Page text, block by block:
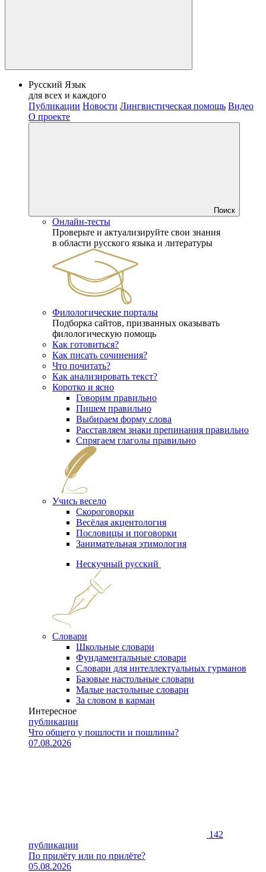
Русский Язык
для всех и каждого
Публикации Новости Лингвистическая помощь Видео
О проекте
Поиск
Онлайн-тесты
Проверьте и актуализируйте свои знания
в области русского языка и литературы
Филологические порталы
Подборка сайтов, призванных оказывать
филологическую помощь
Как готовиться?
Как писать сочинения?
Что почитать?
Как анализировать текст?
Коротко и ясно
Говорим правильно
Пишем правильно
Выбираем форму слова
Расставляем знаки препинания правильно
Спрягаем глаголы правильно
Учись весело
Скороговорки
Весёлая акцентология
Пословицы и поговорки
Занимательная этимология
Нескучный русский
Словари
Школьные словари
Фундаментальные словари
Словари для интеллектуальных гурманов
Базовые настольные словари
Малые настольные словари
За словом в карман
Интересное
публикации
Что общего у пошлости и пошлины?
07.08.2026
142
публикации
По прилёту или по прилёте?
05.08.2026